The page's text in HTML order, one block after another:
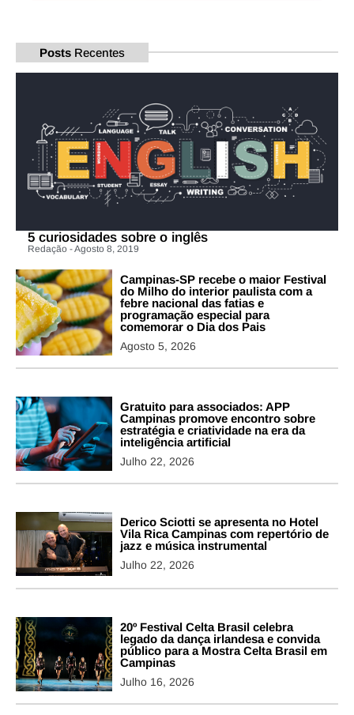
Posts Recentes
5 curiosidades sobre o inglês
Redação - Agosto 8, 2019
Campinas-SP recebe o maior Festival
do Milho do interior paulista com a
febre nacional das fatias e
programação especial para
comemorar o Dia dos Pais
Agosto 5, 2026
Gratuito para associados: APP
Campinas promove encontro sobre
estratégia e criatividade na era da
inteligência artificial
Julho 22, 2026
Derico Sciotti se apresenta no Hotel
Vila Rica Campinas com repertório de
jazz e música instrumental
Julho 22, 2026
20º Festival Celta Brasil celebra
legado da dança irlandesa e convida
público para a Mostra Celta Brasil em
Campinas
Julho 16, 2026